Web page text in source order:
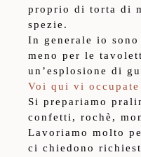
proprio di torta di
spezie.
In generale io
meno per le
un’esplosione di
Voi qui vi
Si prepariamo
confetti, rochè,
Lavoriamo molto
ci chiedono